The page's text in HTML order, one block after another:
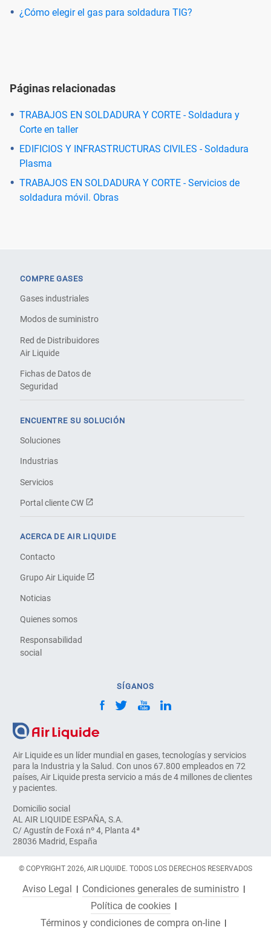
¿Cómo elegir el gas para soldadura TIG?
Páginas relacionadas
TRABAJOS EN SOLDADURA Y CORTE - Soldadura y
Corte en taller
EDIFICIOS Y INFRASTRUCTURAS CIVILES - Soldadura
Plasma
TRABAJOS EN SOLDADURA Y CORTE - Servicios de
soldadura móvil. Obras
Air Liquide es un líder mundial en gases, tecnologías y servicios
para la Industria y la Salud. Con unos 67.800 empleados en 72
países, Air Liquide presta servicio a más de 4 millones de clientes
y pacientes.
Domicilio social
AL AIR LIQUIDE ESPAÑA, S.A.
C/ Agustín de Foxá nº 4, Planta 4ª
28036 Madrid, España
COMPRE GASES
Gases industriales
Modos de suministro
Red de Distribuidores
Air Liquide
Fichas de Datos de
Seguridad
ENCUENTRE SU SOLUCIÓN
Soluciones
Industrias
Servicios
Portal cliente CW
ACERCA DE AIR LIQUIDE
Contacto
Grupo Air Liquide
Noticias
Quienes somos
Responsabilidad
social
SÍGANOS
© COPYRIGHT 2026, AIR LIQUIDE. TODOS LOS DERECHOS RESERVADOS
Aviso Legal
Condiciones generales de suministro
Política de cookies
Términos y condiciones de compra on-line